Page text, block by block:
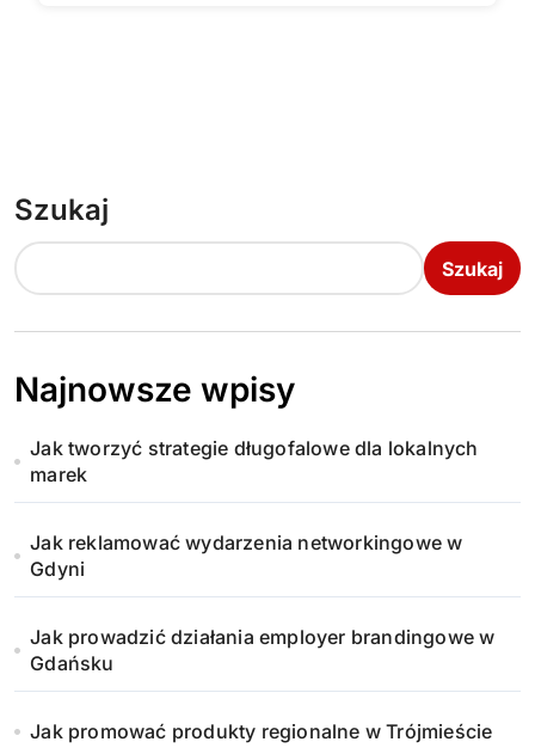
Szukaj
Szukaj
Najnowsze wpisy
Jak tworzyć strategie długofalowe dla lokalnych
marek
Jak reklamować wydarzenia networkingowe w
Gdyni
Jak prowadzić działania employer brandingowe w
Gdańsku
Jak promować produkty regionalne w Trójmieście